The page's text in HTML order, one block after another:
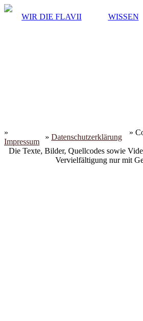
WIR DIE FLAVII WISSEN
»
Impressum
» Datenschutzerklärung
»
Die Texte, Bilder, Quellcodes sowie
Vervielfältigung nur mit